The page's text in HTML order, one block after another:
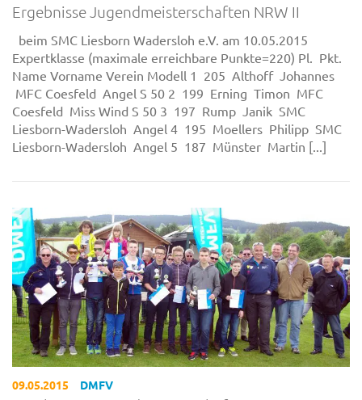
Ergebnisse Jugendmeisterschaften NRW II
beim SMC Liesborn Wadersloh e.V. am 10.05.2015
Expertklasse (maximale erreichbare Punkte=220) Pl. Pkt.
Name Vorname Verein Modell 1 205 Althoff Johannes
MFC Coesfeld Angel S 50 2 199 Erning Timon MFC
Coesfeld Miss Wind S 50 3 197 Rump Janik SMC
Liesborn-Wadersloh Angel 4 195 Moellers Philipp SMC
Liesborn-Wadersloh Angel 5 187 Münster Martin [...]
09.05.2015 DMFV